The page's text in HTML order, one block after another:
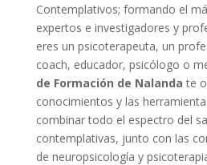
Contemplativos; formando el
expertos e investigadores y
eres un psicoterapeuta, un
coach, educador, psicólogo o
de Formación de Nalanda te
conocimientos y las
combinar todo el espectro del
contemplativas, junto con las
de neuropsicología y